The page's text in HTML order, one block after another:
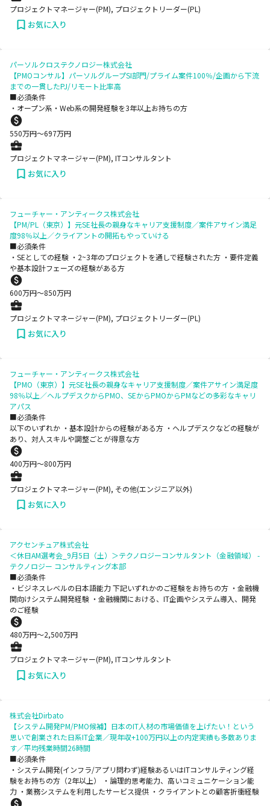
プロジェクトマネージャー(PM), プロジェクトリーダー(PL)
お気に入り
パーソルクロステクノロジー株式会社
【PMOコンサル】パーソルグループSI部門/プライム案件100％/企画から下流
までの一貫したPJ/リモート比率高
■必須条件
・オープン系・Web系の開発経験を3年以上お持ちの方
550万円〜697万円
プロジェクトマネージャー(PM), ITコンサルタント
お気に入り
フューチャー・アンティークス株式会社
【PM/PL（東京）】元SE社長の親身なキャリア支援制度／案件アサイン満足
度98％以上／クライアントの開拓もやっていける
■必須条件
・SEとしての経験 ・2~3年のプロジェクトを通しで経験された方 ・要件定義
や基本設計フェーズの経験がある方
600万円〜850万円
プロジェクトマネージャー(PM), プロジェクトリーダー(PL)
お気に入り
フューチャー・アンティークス株式会社
【PMO（東京）】元SE社長の親身なキャリア支援制度／案件アサイン満足度
98％以上／ヘルプデスクからPMO、SEからPMOからPMなどの多彩なキャリ
アパス
■必須条件
以下のいずれか ・基本設計からの経験がある方 ・ヘルプデスクなどの経験が
あり、対人スキルや調整ごとが得意な方
400万円〜800万円
プロジェクトマネージャー(PM), その他(エンジニア以外)
お気に入り
アクセンチュア株式会社
＜休日AM選考会_9月5日（土）＞テクノロジーコンサルタント（金融領域） -
テクノロジー コンサルティング本部
■必須条件
・ビジネスレベルの日本語能力 下記いずれかのご経験をお持ちの方 ・金融機
関向けシステム開発経験 ・金融機関における、IT企画やシステム導入、開発
のご経験
480万円〜2,500万円
プロジェクトマネージャー(PM), ITコンサルタント
お気に入り
株式会社Dirbato
【システム開発PM/PMO候補】日本のIT人材の市場価値を上げたい！という
思いで創業された日系IT企業／現年収+100万円以上の内定実績も多数ありま
す／平均残業時間26時間
■必須条件
・システム開発(インフラ/アプリ問わず)経験あるいはITコンサルティング経
験をお持ちの方（2年以上） ・論理的思考能力、高いコミュニケーション能
力 ・業務システムを利用したサービス提供 ・クライアントとの顧客折衝経験